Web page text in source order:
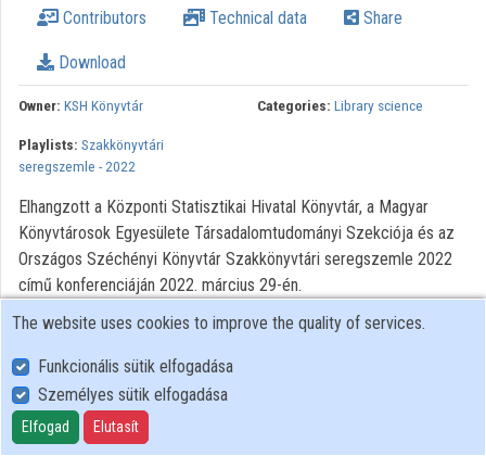
Organizations
Contributors
Contributors Technical data Share
Download
Owner: KSH Könyvtár Categories: Library science
Playlists: Szakkönyvtári
seregszemle - 2022
Elhangzott a Központi Statisztikai Hivatal Könyvtár, a Magyar
Könyvtárosok Egyesülete Társadalomtudományi Szekciója és az
Országos Széchényi Könyvtár Szakkönyvtári seregszemle 2022
című konferenciáján 2022. március 29-én.
User Policy
Adatkezelési tájékoztató (en)
Cookie Policy
The website uses cookies to improve the quality of services.
Funkcionális sütik elfogadása
Személyes sütik elfogadása
Elfogad Elutasít